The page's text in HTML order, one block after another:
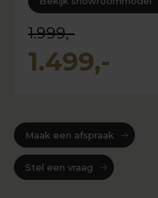
1.999,-
1.499,-
Maak een afspraak
Stel een vraag